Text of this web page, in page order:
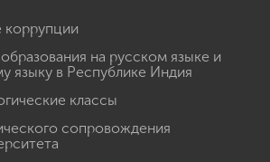
коррупции
на русском языке и
языку в Республике Индия
классы
сопровождения